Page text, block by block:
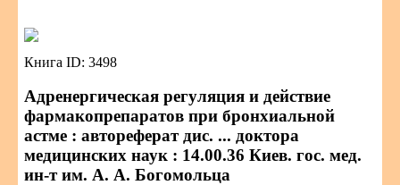
Книга ID: 3498
Адренергическая регуляция и действие
фармакопрепаратов при бронхиальной
астме : автореферат дис. ... доктора
медицинских наук : 14.00.36 Киев. гос. мед.
ин-т им. А. А. Богомольца